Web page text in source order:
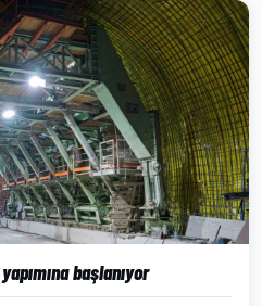
başlanıyor